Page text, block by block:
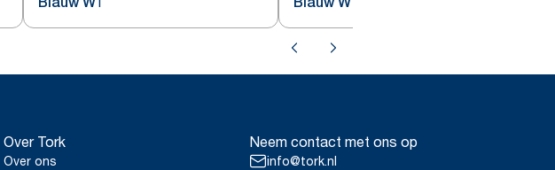
Over Tork
Over ons
Neem contact met ons op
info@tork.nl